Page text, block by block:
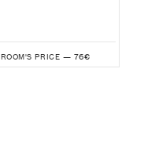
ROOM'S PRICE — 76€